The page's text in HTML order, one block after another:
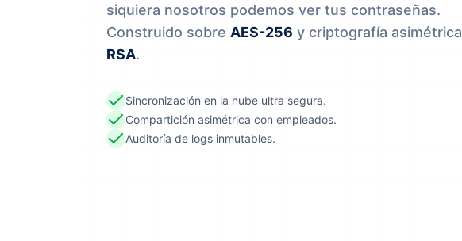
siquiera nosotros podemos ver tus contraseñas.
Construido sobre AES-256 y criptografía asimétrica
RSA.
Sincronización en la nube ultra segura.
Compartición asimétrica con empleados.
Auditoría de logs inmutables.